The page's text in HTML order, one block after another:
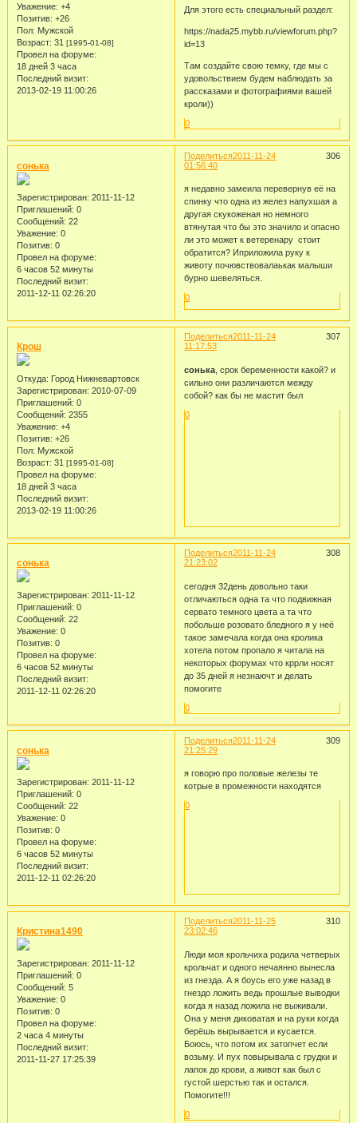
Уважение: +4
Позитив: +26
Пол: Мужской
Возраст: 31 [1995-01-08]
Провел на форуме:
18 дней 3 часа
Последний визит:
2013-02-19 11:00:26
Для этого есть специальный раздел:
https://nada25.mybb.ru/viewforum.php?
id=13
Там создайте свою темку, где мы с
удовольствием будем наблюдать за
рассказами и фотографиями вашей
кроли))
0
Поделиться 306
2011-11-24
01:56:40
сонька
Зарегистрирован: 2011-11-12
Приглашений: 0
Сообщений: 22
Уважение: 0
Позитив: 0
Провел на форуме:
6 часов 52 минуты
Последний визит:
2011-12-11 02:26:20
я недавно замеила перевернув её на
спинку что одна из желез напухшая а
другая скукоженая но немного
втянутая что бы это значило и опасно
ли это может к ветеренару стоит
обратится? Иприложила руку к
животу почювствовалаькак малыши
бурно шевеляться.
0
Поделиться 307
2011-11-24
11:17:53
Крош
Откуда: Город Нижневартовск
Зарегистрирован: 2010-07-09
Приглашений: 0
Сообщений: 2355
Уважение: +4
Позитив: +26
Пол: Мужской
Возраст: 31 [1995-01-08]
Провел на форуме:
18 дней 3 часа
Последний визит:
2013-02-19 11:00:26
сонька, срок беременности какой? и
сильно они различаются между
собой? как бы не мастит был
0
Поделиться 308
2011-11-24
21:23:02
сонька
Зарегистрирован: 2011-11-12
Приглашений: 0
Сообщений: 22
Уважение: 0
Позитив: 0
Провел на форуме:
6 часов 52 минуты
Последний визит:
2011-12-11 02:26:20
сегодня 32день довольно таки
отличаються одна та что подвижная
сервато темного цвета а та что
побольше розовато бледного я у неё
такое замечала когда она кролика
хотела потом пропало я читала на
некоторых форумах что кррли носят
до 35 дней я незнаючт и делать
помогите
0
Поделиться 309
2011-11-24
21:25:29
сонька
Зарегистрирован: 2011-11-12
Приглашений: 0
Сообщений: 22
Уважение: 0
Позитив: 0
Провел на форуме:
6 часов 52 минуты
Последний визит:
2011-12-11 02:26:20
я говорю про половые железы те
котрые в промежности находятся
0
Поделиться 310
2011-11-25
23:02:46
Кристина1490
Зарегистрирован: 2011-11-12
Приглашений: 0
Сообщений: 5
Уважение: 0
Позитив: 0
Провел на форуме:
2 часа 4 минуты
Последний визит:
2011-11-27 17:25:39
Люди моя крольчиха родила четверых
крольчат и одного нечаянно вынесла
из гнезда. А я боусь его уже назад в
гнездо ложить ведь прошлые выводки
когда я назад ложила не выживали.
Она у меня диковатая и на руки когда
берёшь вырывается и кусается.
Боюсь, что потом их затопчет если
возьму. И пух повырывала с грудки и
лапок до крови, а живот как был с
густой шерстью так и остался.
Помогите!!!
0